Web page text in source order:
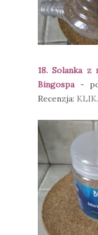
18. Solanka z
Bingospa-
Recenzja: KLIK.